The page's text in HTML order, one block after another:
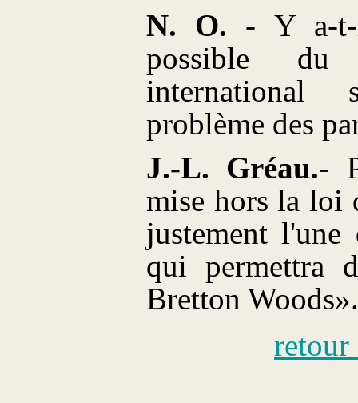
N. O. - Y a-t-
possible du
international
problème des
J.-L. Gréau.-
mise hors la loi
justement l'une
qui permettra
Bretton Woods».
retour